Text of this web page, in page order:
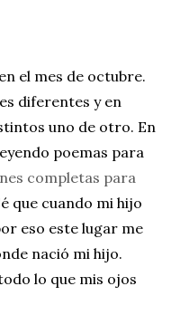
el mes de octubre.
diferentes y en
uno de otro. En
poemas para
completas para
que cuando mi hijo
eso este lugar me
nació mi hijo.
lo que mis ojos